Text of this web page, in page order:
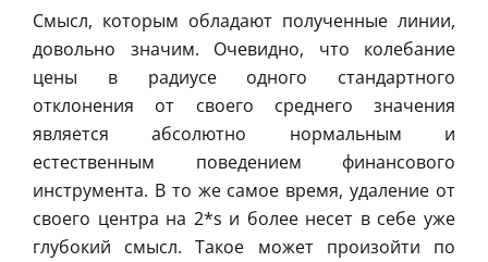
Смысл, которым обладают полученные линии,
довольно значим. Очевидно, что колебание
цены в радиусе одного стандартного
отклонения от своего среднего значения
является абсолютно нормальным и
естественным поведением финансового
инструмента. В то же самое время, удаление от
своего центра на 2*s и более несет в себе уже
глубокий смысл. Такое может произойти по